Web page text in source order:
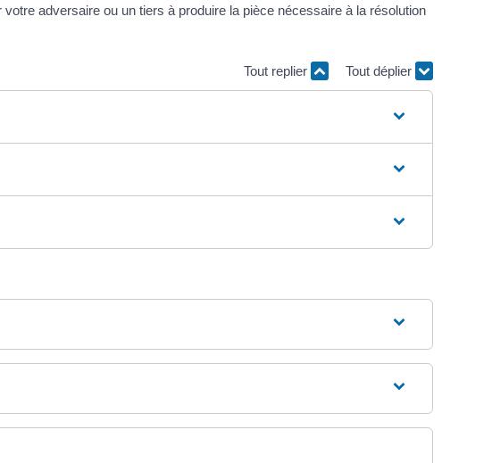
adversaire ou un tiers à produire la pièce nécessaire à la résolution
Tout replier Tout déplier